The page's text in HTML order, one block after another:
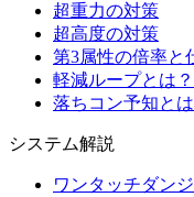
超重力の対策
超高度の対策
第3属性の倍率と
軽減ループとは？
落ちコン予知とは
システム解説
ワンタッチダン